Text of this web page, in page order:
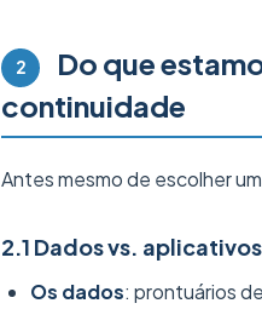
2
Do que
continuidade
Antes mesmo de escolher
2.1 Dados vs. aplicativos
Os dados: prontuários